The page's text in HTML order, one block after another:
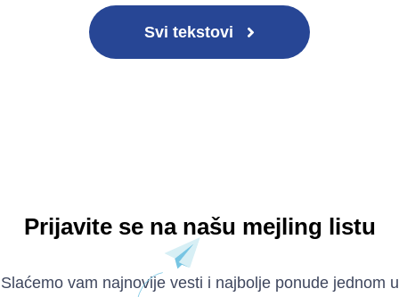
Svi tekstovi
Prijavite se na našu mejling listu
Slaćemo vam najnovije vesti i najbolje ponude jednom u